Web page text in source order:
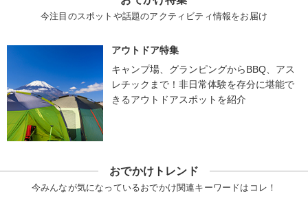
今注目のスポットや話題のアクティビティ情報をお届け
アウトドア特集
キャンプ場、グランピングからBBQ、アス
レチックまで！非日常体験を存分に堪能で
きるアウトドアスポットを紹介
おでかけトレンド
今みんなが気になっているおでかけ関連キーワードはコレ！